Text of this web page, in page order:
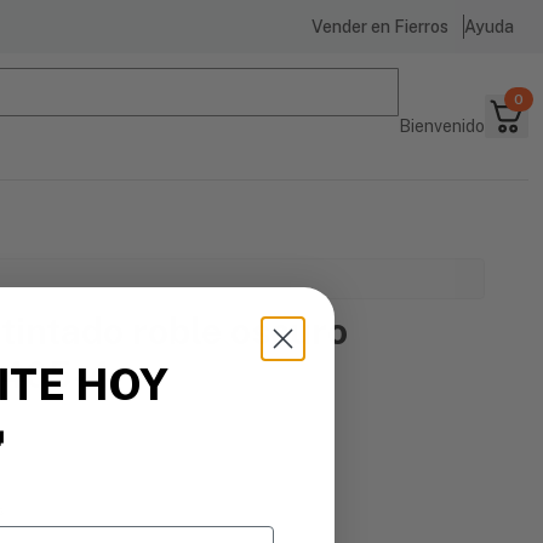
Vender en Fierros Ayuda
Bienvenido
0
roble oscuro
4
HOY